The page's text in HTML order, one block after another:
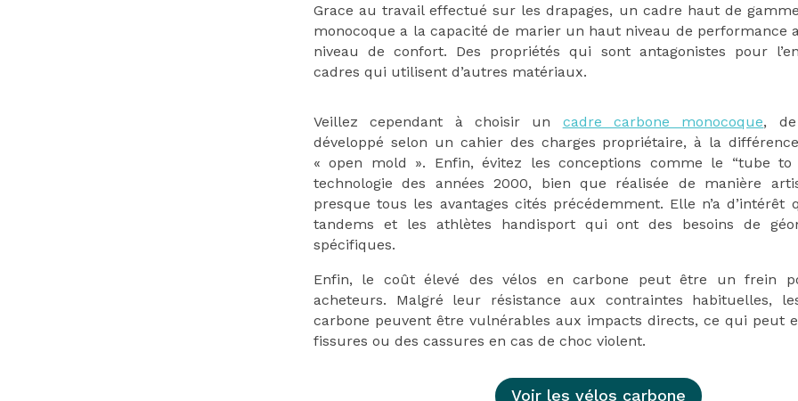
Grace au travail effectué sur les drapages, un cadre haut de
monocoque a la capacité de marier un haut niveau de performance
niveau de confort. Des propriétés qui sont antagonistes pour
cadres qui utilisent d’autres matériaux.
Veillez cependant à choisir un cadre carbone monocoque, de
développé selon un cahier des charges propriétaire, à la
« open mold ». Enfin, évitez les conceptions comme le “tube to
technologie des années 2000, bien que réalisée de manière
presque tous les avantages cités précédemment. Elle n’a d’intérêt
tandems et les athlètes handisport qui ont des besoins de
spécifiques.
Enfin, le coût élevé des vélos en carbone peut être un frein
acheteurs. Malgré leur résistance aux contraintes habituelles,
carbone peuvent être vulnérables aux impacts directs, ce qui peut
fissures ou des cassures en cas de choc violent.
Voir les vélos carbone